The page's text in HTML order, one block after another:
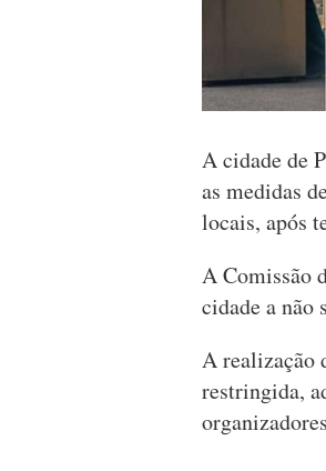
A cidade de
as medidas
locais, após
A Comissão
cidade a não
A realização
restringida,